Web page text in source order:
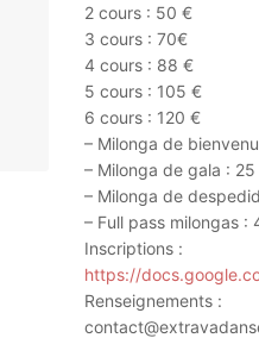
2 cours : 50 €
3 cours : 70€
4 cours : 88 €
5 cours : 105 €
6 cours : 120 €
– Milonga de
– Milonga de gala :
– Milonga de
– Full pass milongas :
Inscriptions :
https://
Renseignements :